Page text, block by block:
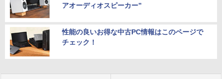
アオーディオスピーカー”
性能の良いお得な中古PC情報はこのページで
チェック！